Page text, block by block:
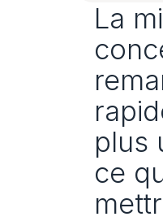
La
plus
ce